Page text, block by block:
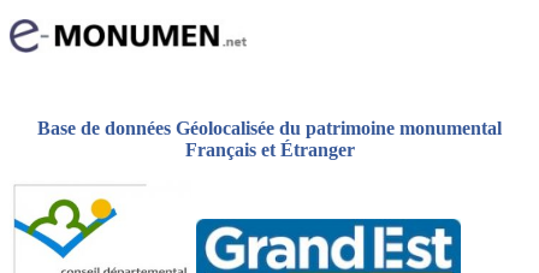
Base de données Géolocalisée du patrimoine monumental
Français et Étranger